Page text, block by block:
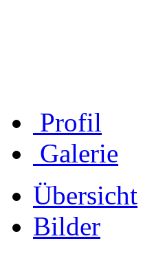
Profil
Galerie
Übersicht
Bilder